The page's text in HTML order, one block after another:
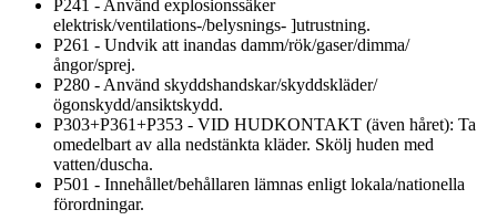
P241 - Använd explosionssäker
elektrisk/ventilations-/belysnings- ]utrustning.
P261 - Undvik att inandas damm/rök/gaser/dimma/
ångor/sprej.
P280 - Använd skyddshandskar/skyddskläder/
ögonskydd/ansiktskydd.
P303+P361+P353 - VID HUDKONTAKT (även håret): Ta
omedelbart av alla nedstänkta kläder. Skölj huden med
vatten/duscha.
P501 - Innehållet/behållaren lämnas enligt lokala/nationella
förordningar.